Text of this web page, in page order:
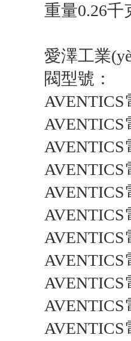
重量0.26千
愛澤工業
閥型號：
AVENTICS
AVENTICS
AVENTICS
AVENTICS
AVENTICS
AVENTICS
AVENTICS
AVENTICS
AVENTICS
AVENTICS
AVENTICS